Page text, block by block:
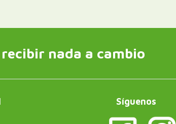
nada a cambio
Síguenos